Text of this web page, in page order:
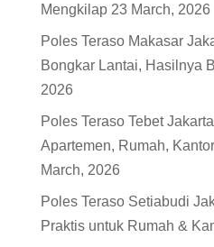
Mengkilap 23 March, 2026
Poles Teraso Makasar
Bongkar Lantai, Hasilnya
2026
Poles Teraso Tebet
Apartemen, Rumah,
March, 2026
Poles Teraso Setiabudi
Praktis untuk Rumah &